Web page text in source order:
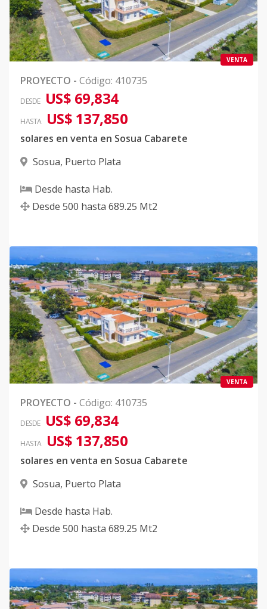
VENTA
PROYECTO - Código: 410735
DESDE US$ 69,834
HASTA US$ 137,850
solares en venta en Sosua Cabarete
Sosua, Puerto Plata
Desde hasta Hab.
Desde 500 hasta 689.25 Mt2
VENTA
PROYECTO - Código: 410735
DESDE US$ 69,834
HASTA US$ 137,850
solares en venta en Sosua Cabarete
Sosua, Puerto Plata
Desde hasta Hab.
Desde 500 hasta 689.25 Mt2